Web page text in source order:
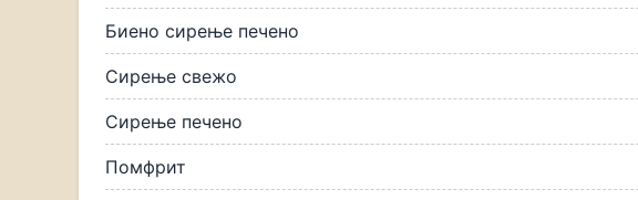
Биено сирење печено
Сирење свежо
Сирење печено
Помфрит